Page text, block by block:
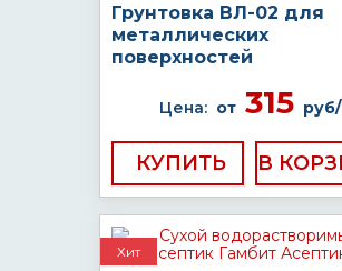
Грунтовка ВЛ-02 для
металлических
поверхностей
Цена: от315 руб/
КУПИТЬ
Хит